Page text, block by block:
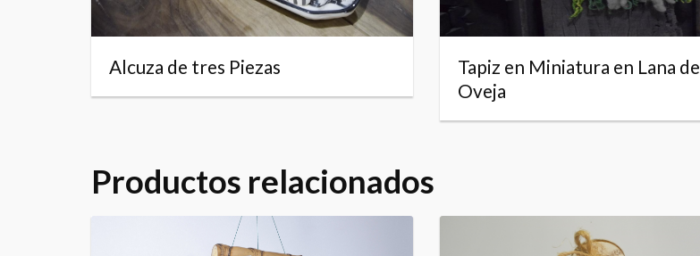
Alcuza de tres Piezas
Tapiz en Miniatura en Lana de
Oveja
Productos relacionados